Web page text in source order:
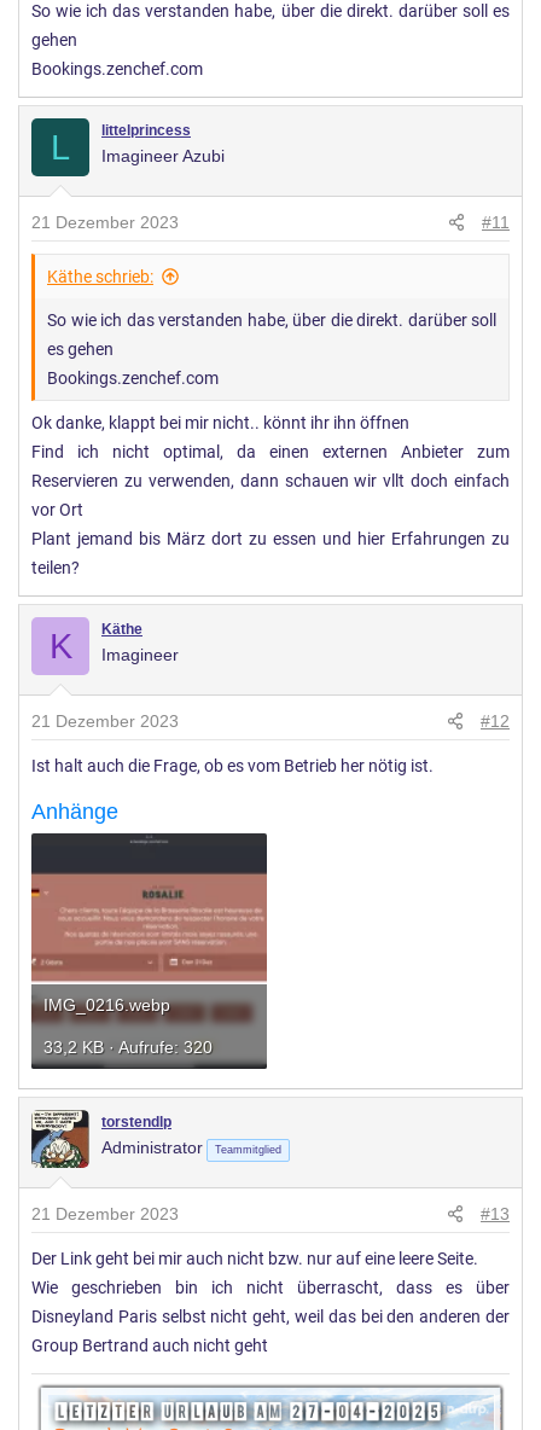
So wie ich das verstanden habe, über die direkt. darüber soll es
gehen
Bookings.zenchef.com
L littelprincess
Imagineer Azubi
21 Dezember 2023 #11
Käthe schrieb:
So wie ich das verstanden habe, über die direkt. darüber soll
es gehen
Bookings.zenchef.com
Ok danke, klappt bei mir nicht.. könnt ihr ihn öffnen
Find ich nicht optimal, da einen externen Anbieter zum
Reservieren zu verwenden, dann schauen wir vllt doch einfach
vor Ort
Plant jemand bis März dort zu essen und hier Erfahrungen zu
teilen?
K Käthe
Imagineer
21 Dezember 2023 #12
Ist halt auch die Frage, ob es vom Betrieb her nötig ist.
Anhänge
IMG_0216.webp
33,2 KB · Aufrufe: 320
torstendlp
Administrator Teammitglied
21 Dezember 2023 #13
Der Link geht bei mir auch nicht bzw. nur auf eine leere Seite.
Wie geschrieben bin ich nicht überrascht, dass es über
Disneyland Paris selbst nicht geht, weil das bei den anderen der
Group Bertrand auch nicht geht